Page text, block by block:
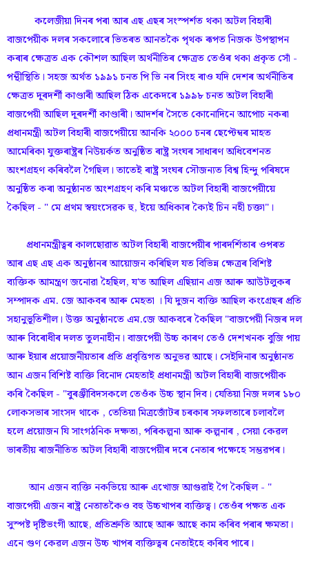
কলেজীয়া দিনৰ পৰা আৰ এছ এছৰ সংস্পৰ্শত থকা অটল বিহাৰী
বাজপেয়ীক দলৰ সকলোৰে ভিতৰত আনতকৈ পৃথক ৰূপত নিজক উপস্থাপন
কৰাৰ ক্ষেত্ৰত এক কৌশল আছিল অৰ্থনীতিৰ ক্ষেত্ৰত তেওঁৰ থকা প্ৰকৃত সোঁ -
পন্থীস্থিতি। সহজ অৰ্থত ১৯৯১ চনত পি ভি নৰ সিংহ ৰাও যদি দেশৰ অৰ্থনীতিৰ
ক্ষেত্ৰত দূৰদৰ্শী কাণ্ডাৰী আছিল ঠিক একেদৰে ১৯৯৮ চনত অটল বিহাৰী
বাজপেয়ী আছিল দূৰদৰ্শী কাণ্ডাৰী। আদৰ্শৰ সৈতে কোনোদিনে আপোচ নকৰা
প্ৰধানমন্ত্ৰী অটল বিহাৰী বাজপেয়ীয়ে আনকি ২০০০ চনৰ ছেপ্টেম্বৰ মাহত
আমেৰিকা যুক্তৰাষ্ট্ৰৰ নিউয়ৰ্কত অনুষ্ঠিত ৰাষ্ট্ৰ সংঘৰ সাধাৰণ অধিবেশনত
অংশগ্ৰহণ কৰিবলৈ গৈছিল। তাতেই ৰাষ্ট্ৰ সংঘৰ সৌজন্যত বিশ্ব হিন্দু পৰিষদে
অনুষ্ঠিত কৰা অনুষ্ঠানত অংশগ্ৰহণ কৰি মঞ্চতে অটল বিহাৰী বাজপেয়ীয়ে
কৈছিল - " মে প্ৰথম স্বয়ংসেৱক হু, ইয়ে অধিকাৰ ক্যৈই চিন নহী চক্তা"।
প্ৰধানমন্ত্ৰীত্বৰ কালছোৱাত অটল বিহাৰী বাজপেয়ীৰ পাৰদৰ্শিতাৰ ওপৰত
আৰ এছ এছ এক অনুষ্ঠানৰ আয়োজন কৰিছিল যত বিভিন্ন ক্ষেত্ৰৰ বিশিষ্ট
ব্যক্তিক আমন্ত্ৰণ জনোৱা হৈছিল, য'ত আছিল এছিয়ান এজ আৰু আউটলুকৰ
সম্পাদক এম. জে আকবৰ আৰু মেহতা । যি দুজন ব্যক্তি আছিল কংগ্ৰেছৰ প্ৰতি
সহানুভূতিশীল। উক্ত অনুষ্ঠানতে এম.জে আকবৰে কৈছিল "বাজপেয়ী নিজৰ দল
আৰু বিৰোধীৰ দলত তুলনাহীন। বাজপেয়ী উচ্চ কাৰণ তেওঁ দেশখনক বুজি পায়
আৰু ইয়াৰ প্ৰয়োজনীয়তাৰ প্ৰতি প্ৰবৃত্তিগত অনুভৱ আছে। সেইদিনাৰ অনুষ্ঠানত
আন এজন বিশিষ্ট ব্যক্তি বিনোদ মেহতাই প্ৰধানমন্ত্ৰী অটল বিহাৰী বাজপেয়ীক
কৰি কৈছিল - "বুৰঞ্জীবিদসকলে তেওঁক উচ্চ স্থান দিব। যেতিয়া নিজ দলৰ ১৮০
লোকসভাৰ সাংসদ থাকে , তেতিয়া মিত্ৰজোঁটৰ চৰকাৰ সফলতাৰে চলাবলৈ
হলে প্ৰয়োজন যি সাংগঠনিক দক্ষতা, পৰিকল্পনা আৰু কল্পনাৰ , সেয়া কেৱল
ভাৰতীয় ৰাজনীতিত অটল বিহাৰী বাজপেয়ীৰ দৰে নেতাৰ পক্ষেহে সম্ভৱপৰ।
আন এজন ব্যক্তি নকভিয়ে আৰু এখোজ আগুৱাই গৈ কৈছিল - "
বাজপেয়ী এজন ৰাষ্ট্ৰ নেতাতকৈও বহু উচ্চখাপৰ ব্যক্তিত্ব। তেওঁৰ পক্ষত এক
সুস্পষ্ট দৃষ্টিভংগী আছে, প্ৰতিশ্ৰুতি আছে আৰু আছে কাম কৰিব পৰাৰ ক্ষমতা।
এনে গুণ কেৱল এজন উচ্চ খাপৰ ব্যক্তিত্বৰ নেতাইহে কৰিব পাৰে।